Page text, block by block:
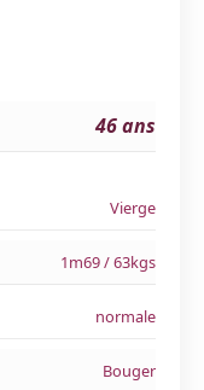
46 ans
Vierge
1m69 / 63kgs
normale
Bouger